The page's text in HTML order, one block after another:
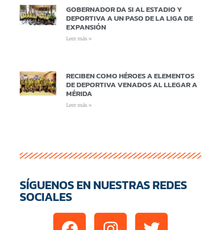
GOBERNADOR DA SI AL ESTADIO Y
DEPORTIVA A UN PASO DE LA LIGA DE
EXPANSIÓN
Leer más »
RECIBEN COMO HÉROES A ELEMENTOS
DE DEPORTIVA VENADOS AL LLEGAR A
MÉRIDA
Leer más »
SÍGUENOS EN NUESTRAS REDES
SOCIALES